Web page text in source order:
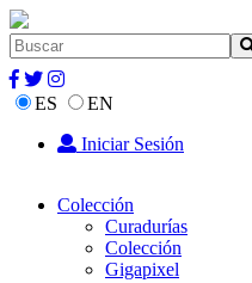
ES
EN
Iniciar Sesión
Colección
Curadurías
Colección
Gigapixel